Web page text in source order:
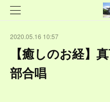
2020.05.16 10:57
【癒しのお経】
部合唱